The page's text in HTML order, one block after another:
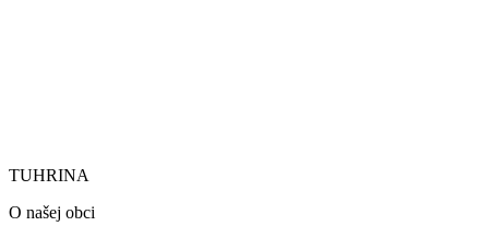
TUHRINA
O našej obci